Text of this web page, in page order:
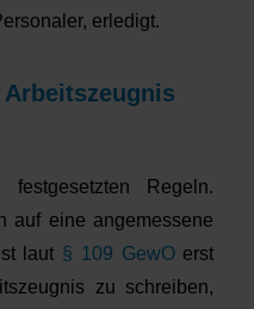
erledigt.
Regeln.
auf eine angemessene
laut § 109 GewOerst
zu schreiben,